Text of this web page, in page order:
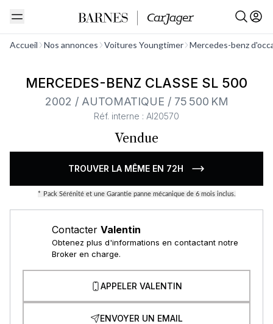
Accueil Nos annonces Voitures Youngtimer Mercedes-benz
Voir tout
MERCEDES-BENZ CLASSE SL 500
2002 / AUTOMATIQUE / 75 500 KM
Réf. interne : AI20570
Vendue
TROUVER LA MÊME EN 72H
* Pack Sérénité et une Garantie panne mécanique de 6 mois inclus.
Contacter Valentin
Obtenez plus d'informations en contactant notre
Broker en charge.
APPELER VALENTIN
ENVOYER UN EMAIL